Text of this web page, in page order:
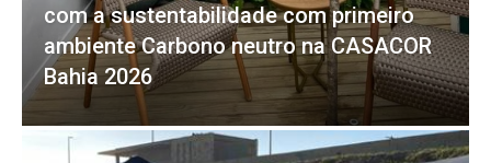
com a sustentabilidade com primeiro
ambiente Carbono neutro na CASACOR
Bahia 2026